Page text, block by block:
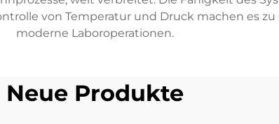
von Temperatur und Druck machen es
moderne Laboroperationen.
Neue Produkte